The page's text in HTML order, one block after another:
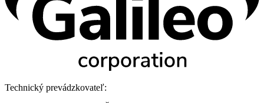
Technický prevádzkovateľ: